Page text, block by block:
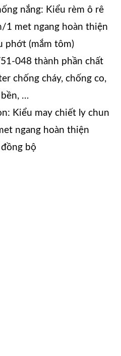
nắng: Kiểu rèm ô rê
1 met ngang hoàn thiện
phớt (mắm tôm)
048 thành phần chất
chống cháy, chống co,
…
Kiểu may chiết ly chun
ngang hoàn thiện
bộ